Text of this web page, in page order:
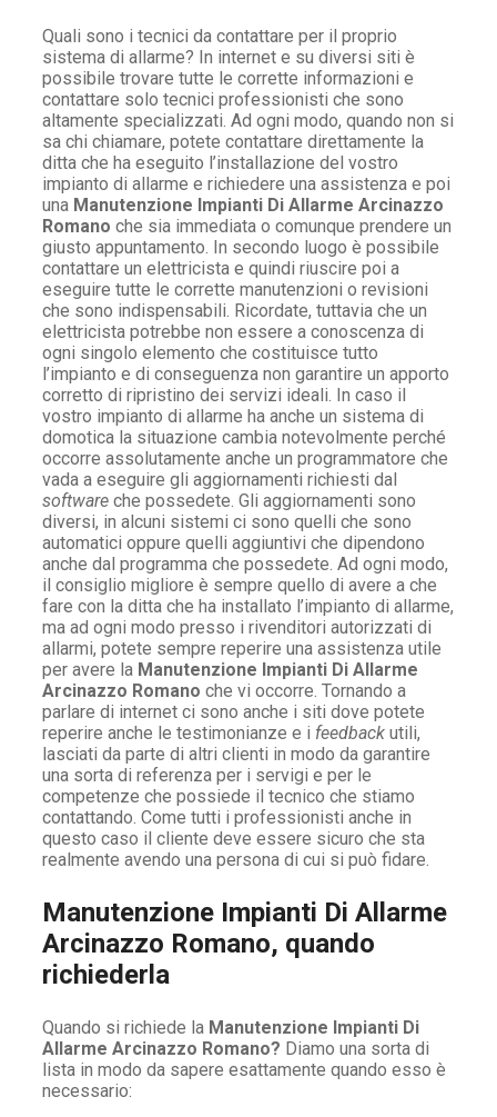
Quali sono i tecnici da contattare per il proprio
sistema di allarme? In internet e su diversi siti è
possibile trovare tutte le corrette informazioni e
contattare solo tecnici professionisti che sono
altamente specializzati. Ad ogni modo, quando non si
sa chi chiamare, potete contattare direttamente la
ditta che ha eseguito l’installazione del vostro
impianto di allarme e richiedere una assistenza e poi
una Manutenzione Impianti Di Allarme Arcinazzo
Romano che sia immediata o comunque prendere un
giusto appuntamento. In secondo luogo è possibile
contattare un elettricista e quindi riuscire poi a
eseguire tutte le corrette manutenzioni o revisioni
che sono indispensabili. Ricordate, tuttavia che un
elettricista potrebbe non essere a conoscenza di
ogni singolo elemento che costituisce tutto
l’impianto e di conseguenza non garantire un apporto
corretto di ripristino dei servizi ideali. In caso il
vostro impianto di allarme ha anche un sistema di
domotica la situazione cambia notevolmente perché
occorre assolutamente anche un programmatore che
vada a eseguire gli aggiornamenti richiesti dal
software che possedete. Gli aggiornamenti sono
diversi, in alcuni sistemi ci sono quelli che sono
automatici oppure quelli aggiuntivi che dipendono
anche dal programma che possedete. Ad ogni modo,
il consiglio migliore è sempre quello di avere a che
fare con la ditta che ha installato l’impianto di allarme,
ma ad ogni modo presso i rivenditori autorizzati di
allarmi, potete sempre reperire una assistenza utile
per avere la Manutenzione Impianti Di Allarme
Arcinazzo Romano che vi occorre. Tornando a
parlare di internet ci sono anche i siti dove potete
reperire anche le testimonianze e i feedback utili,
lasciati da parte di altri clienti in modo da garantire
una sorta di referenza per i servigi e per le
competenze che possiede il tecnico che stiamo
contattando. Come tutti i professionisti anche in
questo caso il cliente deve essere sicuro che sta
realmente avendo una persona di cui si può fidare.
Manutenzione Impianti Di Allarme
Arcinazzo Romano, quando
richiederla
Quando si richiede la Manutenzione Impianti Di
Allarme Arcinazzo Romano? Diamo una sorta di
lista in modo da sapere esattamente quando esso è
necessario: